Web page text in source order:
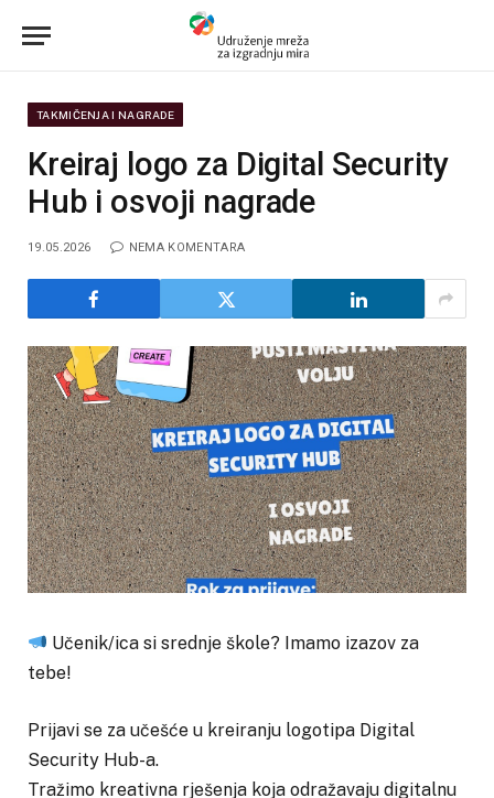
TAKMIČENJA I NAGRADE
Kreiraj logo za Digital Security
Hub i osvoji nagrade
19.05.2026 NEMA KOMENTARA
Učenik/ica si srednje škole? Imamo izazov za
tebe!
Prijavi se za učešće u kreiranju logotipa Digital
Security Hub-a.
Tražimo kreativna rješenja koja odražavaju digitalnu